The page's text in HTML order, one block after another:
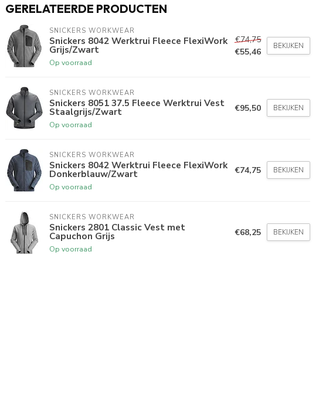
GERELATEERDE PRODUCTEN
SNICKERS WORKWEAR
Snickers 8042 Werktrui Fleece FlexiWork
Grijs/Zwart
Op voorraad
€74,75
€55,46
BEKIJKEN
SNICKERS WORKWEAR
Snickers 8051 37.5 Fleece Werktrui Vest
Staalgrijs/Zwart
Op voorraad
€95,50 BEKIJKEN
SNICKERS WORKWEAR
Snickers 8042 Werktrui Fleece FlexiWork
Donkerblauw/Zwart
Op voorraad
€74,75 BEKIJKEN
SNICKERS WORKWEAR
Snickers 2801 Classic Vest met
Capuchon Grijs
Op voorraad
€68,25 BEKIJKEN